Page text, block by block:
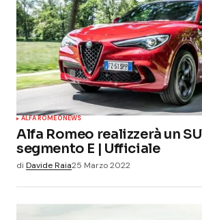
ALFA ROMEONEWS
Alfa Romeo realizzerà un
segmento E | Ufficiale
di Davide Raia25 Marzo 2022